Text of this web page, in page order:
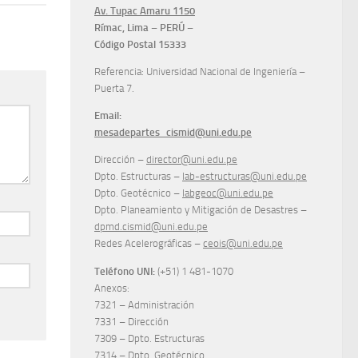
Av. Tupac Amaru 1150
Rímac, Lima – PERÚ –
Código Postal 15333
Referencia: Universidad Nacional de Ingeniería –
Puerta 7.
Email:
mesadepartes_cismid@uni.edu.pe
Dirección – director@uni.edu.pe
Dpto. Estructuras – lab-estructuras@uni.edu.pe
Dpto. Geotécnico – labgeoc@uni.edu.pe
Dpto. Planeamiento y Mitigación de Desastres –
dpmd.cismid@uni.edu.pe
Redes Acelerográficas – ceois@uni.edu.pe
Teléfono UNI: (+51) 1 481-1070
Anexos:
7321 – Administración
7331 – Dirección
7309 – Dpto. Estructuras
7314 – Dpto. Geotécnico